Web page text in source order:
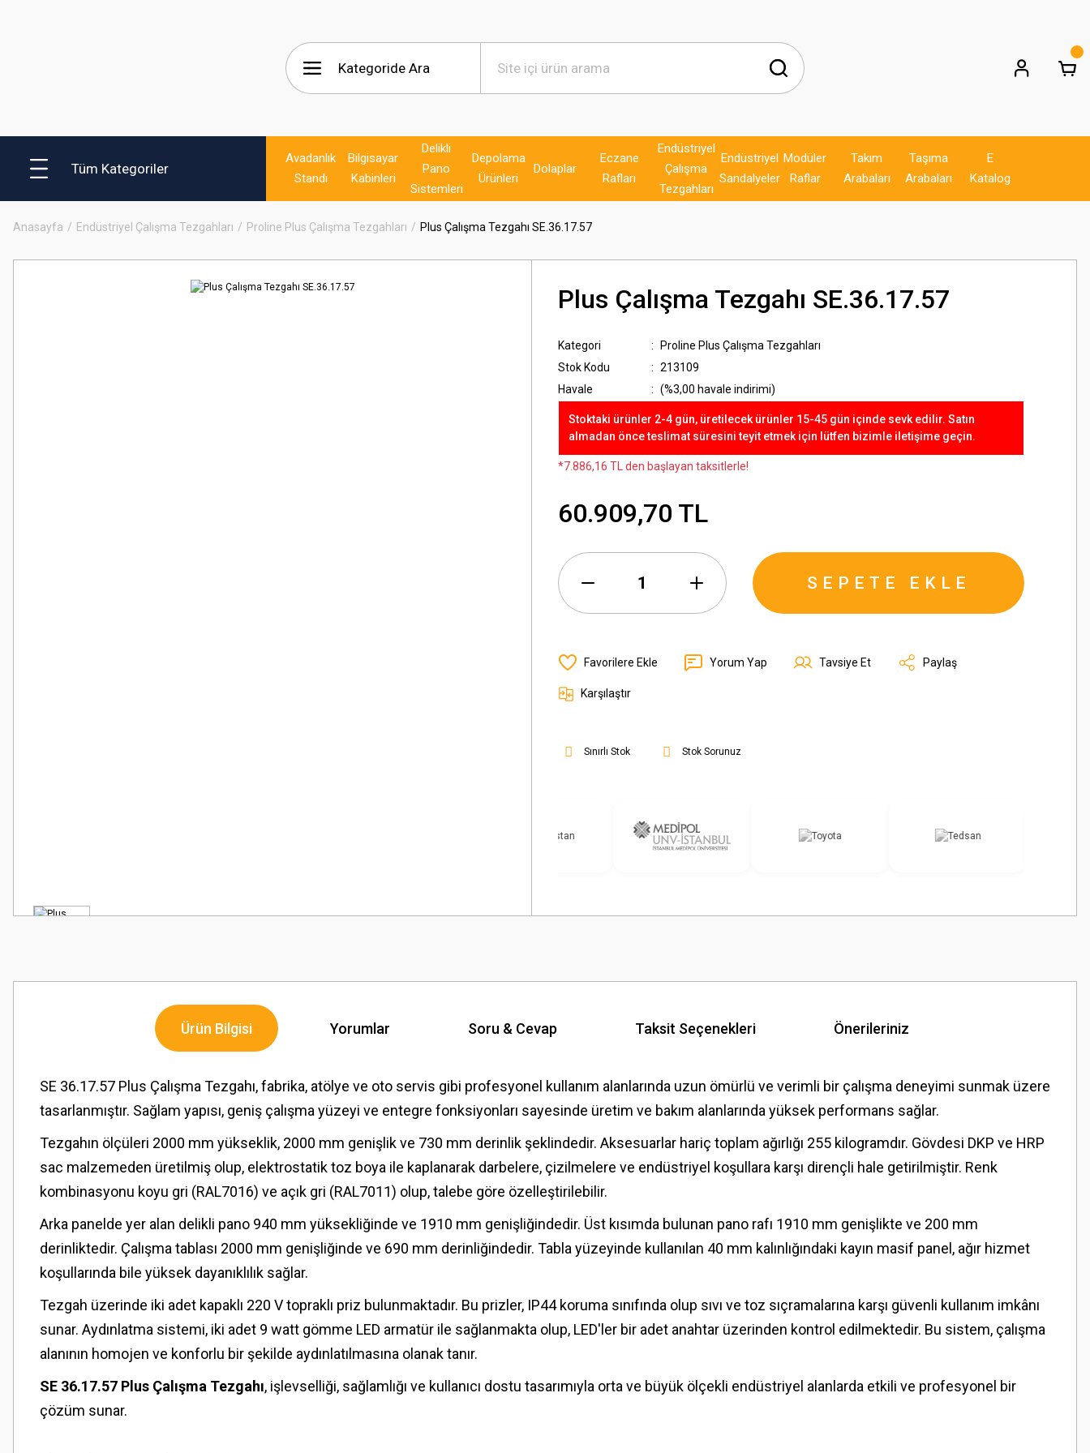
Tüm Kategoriler
Avadanlık
Standı
Bilgisayar
Kabinleri
Delikli
Pano
Sistemleri
Depolama
Ürünleri
Dolaplar
Eczane
Rafları
Endüstriyel
Çalışma
Tezgahları
Endüstriyel
Sandalyeler
Modüler
Raflar
Takım
Arabaları
Taşıma
Arabaları
E
Katalog
Anasayfa Endüstriyel Çalışma Tezgahları Proline Plus Çalışma Tezgahları Plus Çalışma Tezgahı SE.36.17.57
Plus Çalışma Tezgahı SE.36.17.57
Kategori
Proline Plus Çalışma Tezgahları
Stok Kodu
213109
Havale
(%3,00 havale indirimi)
Stoktaki ürünler 2-4 gün, üretilecek ürünler 15-45 gün içinde sevk edilir. Satın
almadan önce teslimat süresini teyit etmek için lütfen bizimle iletişime geçin.
*7.886,16 TL den başlayan taksitlerle!
60.909,70 TL
SEPETE EKLE
Yorum Yap Tavsiye Et Paylaş
Karşılaştır
Sınırlı Stok Stok Sorunuz
Ürün Bilgisi Yorumlar Soru & Cevap Taksit Seçenekleri Önerileriniz
SE 36.17.57 Plus Çalışma Tezgahı, fabrika, atölye ve oto servis gibi profesyonel kullanım alanlarında uzun ömürlü ve verimli bir çalışma deneyimi sunmak üzere
tasarlanmıştır. Sağlam yapısı, geniş çalışma yüzeyi ve entegre fonksiyonları sayesinde üretim ve bakım alanlarında yüksek performans sağlar.
Tezgahın ölçüleri 2000 mm yükseklik, 2000 mm genişlik ve 730 mm derinlik şeklindedir. Aksesuarlar hariç toplam ağırlığı 255 kilogramdır. Gövdesi DKP ve HRP
sac malzemeden üretilmiş olup, elektrostatik toz boya ile kaplanarak darbelere, çizilmelere ve endüstriyel koşullara karşı dirençli hale getirilmiştir. Renk
kombinasyonu koyu gri (RAL7016) ve açık gri (RAL7011) olup, talebe göre özelleştirilebilir.
Arka panelde yer alan delikli pano 940 mm yüksekliğinde ve 1910 mm genişliğindedir. Üst kısımda bulunan pano rafı 1910 mm genişlikte ve 200 mm
derinliktedir. Çalışma tablası 2000 mm genişliğinde ve 690 mm derinliğindedir. Tabla yüzeyinde kullanılan 40 mm kalınlığındaki kayın masif panel, ağır hizmet
koşullarında bile yüksek dayanıklılık sağlar.
Tezgah üzerinde iki adet kapaklı 220 V topraklı priz bulunmaktadır. Bu prizler, IP44 koruma sınıfında olup sıvı ve toz sıçramalarına karşı güvenli kullanım imkânı
sunar. Aydınlatma sistemi, iki adet 9 watt gömme LED armatür ile sağlanmakta olup, LED'ler bir adet anahtar üzerinden kontrol edilmektedir. Bu sistem, çalışma
alanının homojen ve konforlu bir şekilde aydınlatılmasına olanak tanır.
SE 36.17.57 Plus Çalışma Tezgahı, işlevselliği, sağlamlığı ve kullanıcı dostu tasarımıyla orta ve büyük ölçekli endüstriyel alanlarda etkili ve profesyonel bir
çözüm sunar.